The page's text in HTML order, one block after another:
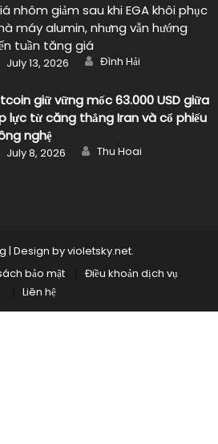
nhôm giảm sau khi EGA khôi phục
máy alumin, nhưng vẫn hướng
tuần tăng giá
Posted
on
July 13, 2026 Author
Đình Hải
giữ vững mốc 63.000 USD giữa
lực từ căng thẳng Iran và cổ phiếu
nghệ
Posted
on
July 8, 2026 Author
Thu Hoai
| Design byvioletsky.net.
bảo mật
Điều khoản dịch vụ
Liên hệ